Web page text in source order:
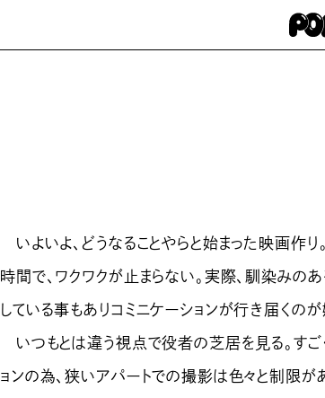
いよいよ、どうなることやらと始まった映画作
時間で、ワクワクが止まらない。実際、馴染みの
している事もありコミニケーションが行き届くのが
いつもとは違う視点で役者の芝居を見る。すご
ョンの為、狭いアパートでの撮影は色々と制限